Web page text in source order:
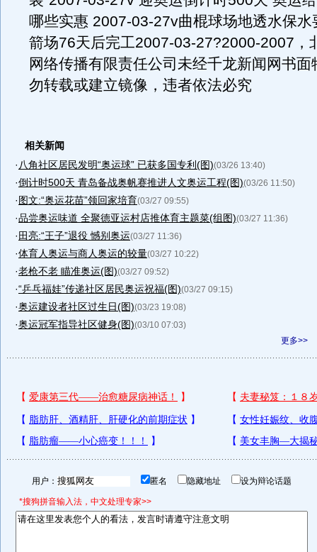
哪些实惠 2007-03-27v曲棍球场地透水保水
箭场76天后完工2007-03-27?2000-2007，
网络传播有限责任公司未经千龙新闻网书面
勿转载或建立镜像，违者依法必究
相关新闻
· 八角社区居民发明“奥运球” 已获多国专利(图)(03/26 13:40)
·倒计时500天 青岛备战奥帆赛推进人文奥运工程(图)(03/26 11:50)
·图文:“奥运花苗”领回家培育(03/27 09:55)
·品尝奥运味道 全聚德亚运村店推体育主题菜(组图)(03/27 11:36)
· 田亮:“王子”退役 憾别奥运(03/27 11:36)
·体育人奥运与商人奥运的较量(03/27 10:22)
·老枪不老 瞄准奥运(图)(03/27 09:52)
·“乒乓福娃”传递社区居民奥运祝福(图)(03/27 09:15)
·奥运建设者社区过生日(图)(03/23 19:08)
·奥运冠军指导社区健身(图)(03/10 07:03)
更多>>
用户： 匿名 隐藏地址 设为辩论话题
*搜狗拼音输入法，中文处理专家>>